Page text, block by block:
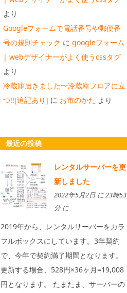
より
Googleフォームで電話番号や郵便番
号の規則チェック に googleフォーム
| webデザイナーがよく使うcssタグ
より
冷蔵庫届きました〜冷蔵庫フロアに立
つ!![追記あり] に お市のかた より
最近の投稿
レンタルサーバーを更
新しました
2022年5月2日 に 23時53
分 に
2019年から、レンタルサーバーをカラ
フルボックスにしています。3年契約
で、今年で契約満了期間となります。
更新する場合、528円×36ヶ月=19,008
円となります。 たまたま、サーバーの